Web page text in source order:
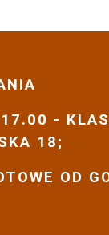
-
18;
OD